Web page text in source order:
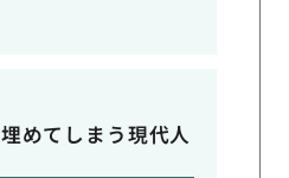
めてしまう現代人